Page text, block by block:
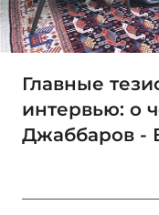
Главные
интервью: о
Джаббаров -